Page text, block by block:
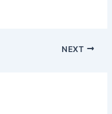
NEXT